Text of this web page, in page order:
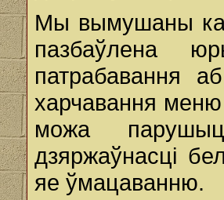
Мы вымушаны
пазбаўлена
патрабавання
харчавання
можа
дзяржаўнасці
яе ўмацаванню.